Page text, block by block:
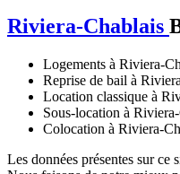
Riviera-Chablais
Logements à Riviera-
Reprise de bail à
Location classique à
Sous-location à
Colocation à Riviera-
Les données présentes sur